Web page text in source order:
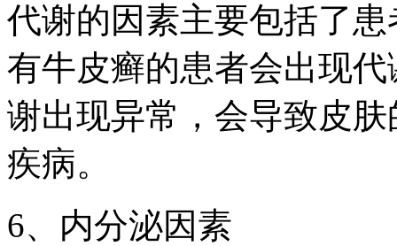
代谢的因素主要包括了
有牛皮癣的患者会出现
谢出现异常，会导致皮
疾病。
6、内分泌因素